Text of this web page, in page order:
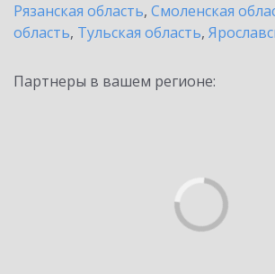
Рязанская область, Смоленская
область, Тульская область,
Партнеры в вашем регионе: